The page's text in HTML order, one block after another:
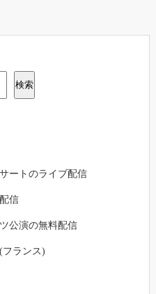
検索
ートのライブ配信
信
公演の無料配信
ランス)